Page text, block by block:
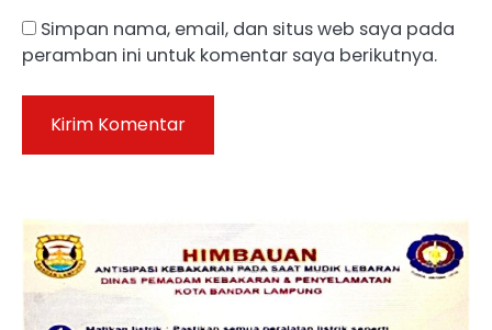
Simpan nama, email, dan situs web saya pada
peramban ini untuk komentar saya berikutnya.